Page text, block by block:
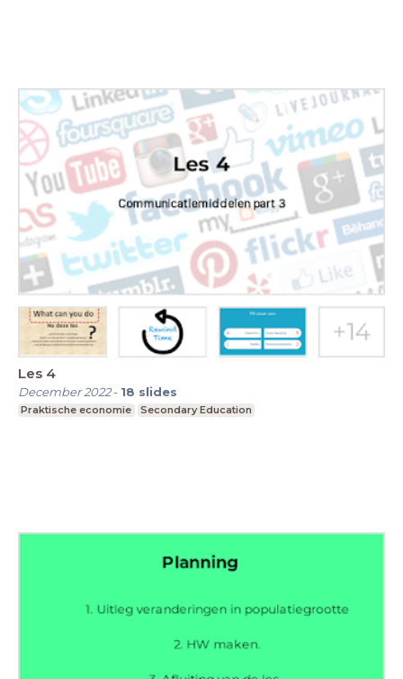
Les 4
December 2022- 18 slides
Praktische economie Secondary Education